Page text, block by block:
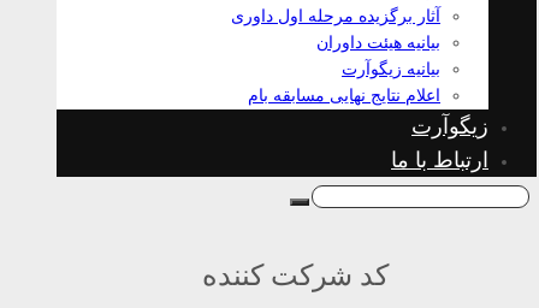
آثار برگزیده مرحله اول داوری
بیانیه هیئت داوران
بیانیه زیگوآرت
اعلام نتایج نهایی مسابقه بام
زیگوآرت
ارتباط با ما
کد شرکت کننده